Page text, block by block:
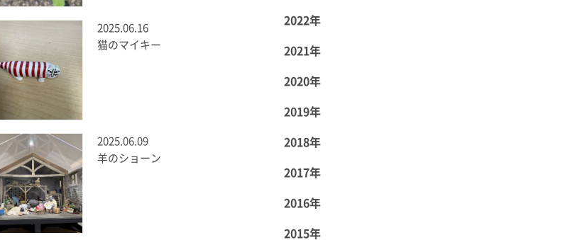
2025.06.16
猫のマイキー
2025.06.09
羊のショーン
2022年
2021年
2020年
2019年
2018年
2017年
2016年
2015年